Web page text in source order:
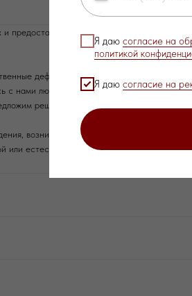
предоставляет гарантию на украшения
дефекты и заводской брак. Если в
с нами любым удобным способом и
решение.
возникшие в результате механического
или естественного износа изделия в
Я даю согласие на
политикой
Я даю согласие на